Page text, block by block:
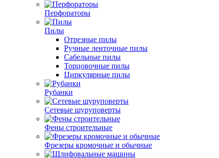
Перфораторы
Пилы
Отрезные пилы
Ручные ленточные пилы
Сабельные пилы
Торцовочные пилы
Циркулярные пилы
Рубанки
Сетевые шуруповерты
Фены строительные
Фрезеры кромочные и обычные